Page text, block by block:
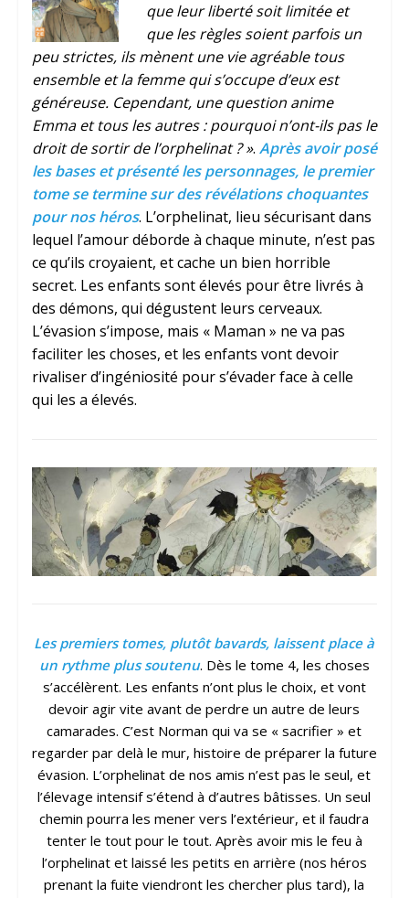
que leur liberté soit limitée et
que les règles soient parfois un
peu strictes, ils mènent une vie agréable tous
ensemble et la femme qui s’occupe d’eux est
généreuse. Cependant, une question anime
Emma et tous les autres : pourquoi n’ont-ils pas le
droit de sortir de l’orphelinat ? ». Après avoir posé
les bases et présenté les personnages, le premier
tome se termine sur des révélations choquantes
pour nos héros. L’orphelinat, lieu sécurisant dans
lequel l’amour déborde à chaque minute, n’est pas
ce qu’ils croyaient, et cache un bien horrible
secret. Les enfants sont élevés pour être livrés à
des démons, qui dégustent leurs cerveaux.
L’évasion s’impose, mais « Maman » ne va pas
faciliter les choses, et les enfants vont devoir
rivaliser d’ingéniosité pour s’évader face à celle
qui les a élevés.
Les premiers tomes, plutôt bavards, laissent place à
un rythme plus soutenu. Dès le tome 4, les choses
s’accélèrent. Les enfants n’ont plus le choix, et vont
devoir agir vite avant de perdre un autre de leurs
camarades. C’est Norman qui va se « sacrifier » et
regarder par delà le mur, histoire de préparer la future
évasion. L’orphelinat de nos amis n’est pas le seul, et
l’élevage intensif s’étend à d’autres bâtisses. Un seul
chemin pourra les mener vers l’extérieur, et il faudra
tenter le tout pour le tout. Après avoir mis le feu à
l’orphelinat et laissé les petits en arrière (nos héros
prenant la fuite viendront les chercher plus tard), la